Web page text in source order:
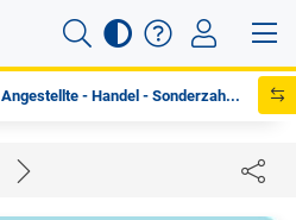
Angestellte - Handel - Sonderzah...